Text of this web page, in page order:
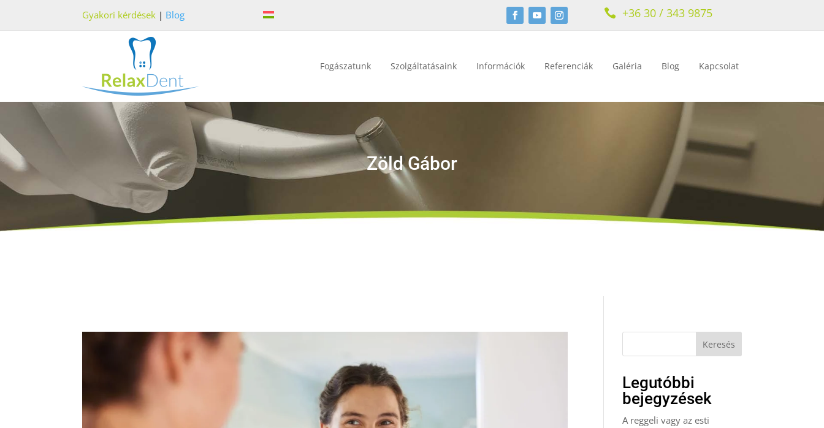
Gyakori kérdések | Blog  +36 30 / 343 9875
Fogászatunk Szolgáltatásaink Információk Referenciák Galéria Blog Kapcsolat
Zöld Gábor
Keresés
Legutóbbi
bejegyzések
A reggeli vagy az esti